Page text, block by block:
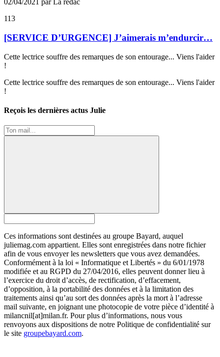
02/04/2021 par La rédac
113
[SERVICE D’URGENCE] J’aimerais m’endurcir…
Cette lectrice souffre des remarques de son entourage... Viens l'aider
!
Cette lectrice souffre des remarques de son entourage... Viens l'aider
!
Reçois les dernières actus Julie
Ces informations sont destinées au groupe Bayard, auquel
juliemag.com appartient. Elles sont enregistrées dans notre fichier
afin de vous envoyer les newsletters que vous avez demandées.
Conformément à la loi « Informatique et Libertés » du 6/01/1978
modifiée et au RGPD du 27/04/2016, elles peuvent donner lieu à
l’exercice du droit d’accès, de rectification, d’effacement,
d’opposition, à la portabilité des données et à la limitation des
traitements ainsi qu’au sort des données après la mort à l’adresse
mail suivante, en joignant une photocopie de votre pièce d’identité à
milancnil[at]milan.fr. Pour plus d’informations, nous vous
renvoyons aux dispositions de notre Politique de confidentialité sur
le site groupebayard.com.